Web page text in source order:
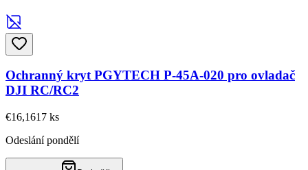
Ochranný kryt PGYTECH P-45A-020 pro ovladač
DJI RC/RC2
€16,1617 ks
Odeslání pondělí